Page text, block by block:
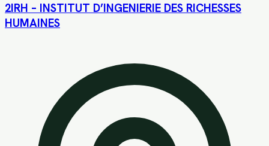
2IRH – INSTITUT D’INGENIERIE DES RICHESSES
HUMAINES